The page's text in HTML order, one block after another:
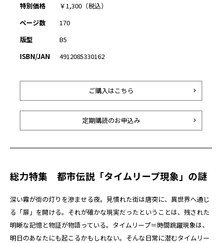
特別価格
￥1,300（税込）
ページ数
170
版型
B5
ISBN/JAN
4912085330162
ご購入はこちら
定期購読のお申込み
総力特集 都市伝説「タイムリープ現象」の謎
深い霧が街の灯りを滲ませる夜。見慣れた街は唐突に、異世界へ通じ
る「扉」を開ける。それが確かな現実だったということは、残された
明晰な記憶と物証が物語っている。タイムリープ＝時間跳躍現象は、
明日のあなたにも起こるかもしれない。そんな日常に潜むタイムリー